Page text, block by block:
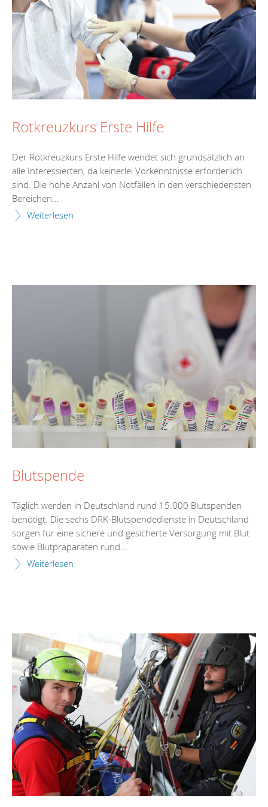
Rotkreuzkurs Erste Hilfe
Der Rotkreuzkurs Erste Hilfe wendet sich grundsätzlich an
alle Interessierten, da keinerlei Vorkenntnisse erforderlich
sind. Die hohe Anzahl von Notfällen in den verschiedensten
Bereichen...
Weiterlesen
Blutspende
Täglich werden in Deutschland rund 15.000 Blutspenden
benötigt. Die sechs DRK-Blutspendedienste in Deutschland
sorgen für eine sichere und gesicherte Versorgung mit Blut
sowie Blutpräparaten rund...
Weiterlesen